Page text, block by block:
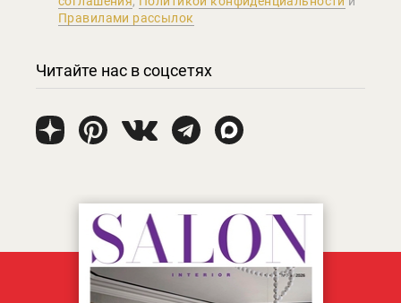
Правилами рассылок
Читайте нас в соцсетях